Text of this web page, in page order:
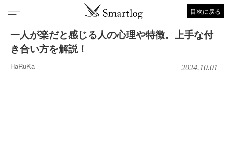
目次に戻る
一人が楽だと感じる人の心理や特徴。上手な付
き合い方を解説！
HaRuKa 2024.10.01